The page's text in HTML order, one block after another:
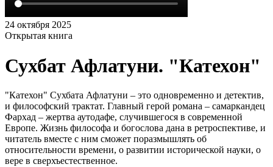
24 октября 2025
Открытая книга
Сухбат Афлатуни. "Катехон"
"Катехон" Сухбата Афлатуни – это одновременно и детектив,
и философский трактат. Главный герой романа – самаркандец
Фархад – жертва аутодафе, случившегося в современной
Европе. Жизнь философа и богослова дана в ретроспективе, и
читатель вместе с ним сможет поразмышлять об
относительности времени, о развитии исторической науки, о
вере в сверхъестественное.